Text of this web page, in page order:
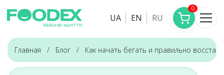
UA EN RU
0
Главная Блог Как начать бегать и правильно